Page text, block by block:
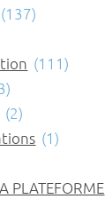
(137)
(111)
(2)
(1)
PLATEFORME